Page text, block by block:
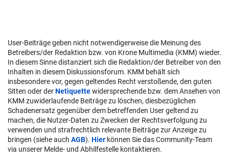
User-Beiträge geben nicht notwendigerweise die Meinung des
Betreibers/der Redaktion bzw. von Krone Multimedia (KMM) wieder.
In diesem Sinne distanziert sich die Redaktion/der Betreiber von den
Inhalten in diesem Diskussionsforum. KMM behält sich
insbesondere vor, gegen geltendes Recht verstoßende, den guten
Sitten oder derNetiquettewidersprechende bzw. dem Ansehen von
KMM zuwiderlaufende Beiträge zu löschen, diesbezüglichen
Schadenersatz gegenüber dem betreffenden User geltend zu
machen, die Nutzer-Daten zu Zwecken der Rechtsverfolgung zu
verwenden und strafrechtlich relevante Beiträge zur Anzeige zu
bringen (siehe auch AGB). Hier können Sie das Community-Team
via unserer Melde- und Abhilfestelle kontaktieren.